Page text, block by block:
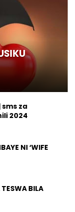
za
2024
NI ‘WIFE
BILA